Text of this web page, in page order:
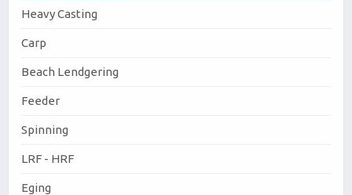
Heavy Casting
Carp
Beach Lendgering
Feeder
Spinning
LRF - HRF
Eging